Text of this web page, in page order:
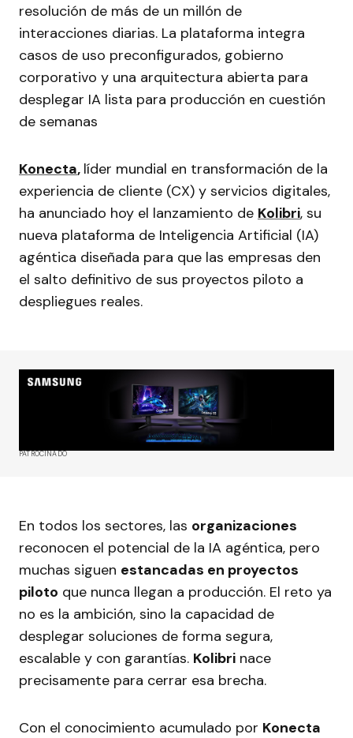
resolución de más de un millón de
interacciones diarias. La plataforma integra
casos de uso preconfigurados, gobierno
corporativo y una arquitectura abierta para
desplegar IA lista para producción en cuestión
de semanas
Konecta, líder mundial en transformación de la
experiencia de cliente (CX) y servicios digitales,
ha anunciado hoy el lanzamiento de Kolibri, su
nueva plataforma de Inteligencia Artificial (IA)
agéntica diseñada para que las empresas den
el salto definitivo de sus proyectos piloto a
despliegues reales.
PATROCINADO
En todos los sectores, las organizaciones
reconocen el potencial de la IA agéntica, pero
muchas siguen estancadas en proyectos
piloto que nunca llegan a producción. El reto ya
no es la ambición, sino la capacidad de
desplegar soluciones de forma segura,
escalable y con garantías. Kolibri nace
precisamente para cerrar esa brecha.
Con el conocimiento acumulado por Konecta